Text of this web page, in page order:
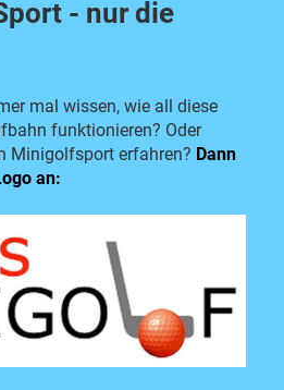
- nur die
mal wissen, wie all diese
funktionieren? Oder
Minigolfsport erfahren? Dann
an: